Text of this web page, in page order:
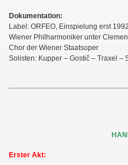
Dokumentation:
Label: ORFEO, Einspielung erst 1992
Wiener Philharmoniker unter
Chor der Wiener Staatsoper
Solisten: Kupper – Gostič – Traxel –
Erster Akt: